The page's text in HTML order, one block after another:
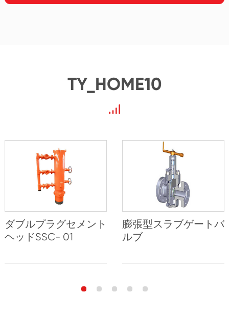
TY_HOME10
ダブルプラグセメント
ヘッドSSC- 01
膨張型スラブゲートバ
ルブ